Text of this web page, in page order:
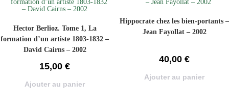
Hector Berlioz. Tome 1, La
formation d’un artiste 1803-1832 –
David Cairns – 2002
15,00 €
Ajouter au panier
Hippocrate chez les bien-portants –
Jean Fayollat – 2002
40,00 €
Ajouter au panier